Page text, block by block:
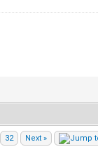
32 Next »